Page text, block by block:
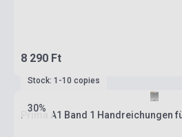
8 290 Ft
30%
Stock: 1-10 copies
Prima A1 Band 1 Handreichungen